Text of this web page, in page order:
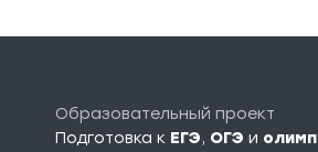
Образовательный проект
Подготовка к ЕГЭ, ОГЭ и